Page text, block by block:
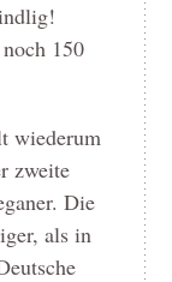
150
wiederum
zweite
Die
als in